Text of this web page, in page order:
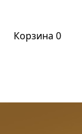
Корзина 0